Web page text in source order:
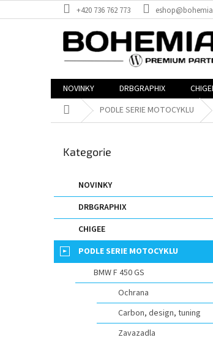
na
+420 736 762 773
NOVINKY DRBGRAPHIX
Domů PODLE SERIE MOTOCYKLU
a
n
a
Přeskočit
Kategorie
NOVINKY
DRBGRAPHIX
CHIGEE
PODLE SERIE MOTOCYKLU
BMW F 450 GS
Ochrana
Carbon, design, tuning
Zavazadla